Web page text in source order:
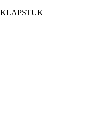
KLAPSTUK